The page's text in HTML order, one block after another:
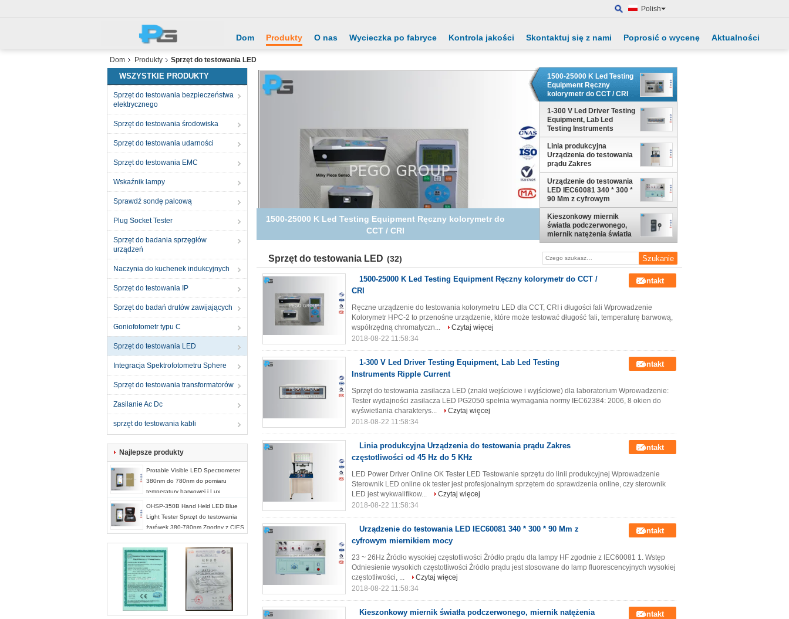
Polish
Dom Produkty O nas Wycieczka po fabryce Kontrola jakości Skontaktuj się z nami Poprosić o wycenę Aktualności
Dom Produkty Sprzęt do testowania LED
WSZYSTKIE PRODUKTY
Sprzęt do testowania bezpieczeństwa
elektrycznego
Sprzęt do testowania środowiska
Sprzęt do testowania udarności
Sprzęt do testowania EMC
Wskaźnik lampy
Sprawdź sondę palcową
Plug Socket Tester
Sprzęt do badania sprzęgłów
urządzeń
Naczynia do kuchenek indukcyjnych
Sprzęt do testowania IP
Sprzęt do badań drutów zawijających
Goniofotometr typu C
Sprzęt do testowania LED
Integracja Spektrofotometru Sphere
Sprzęt do testowania transformatorów
Zasilanie Ac Dc
sprzęt do testowania kabli
Najlepsze produkty
Protable Visible LED Spectrometer
380nm do 780nm do pomiaru
temperatury barwowej i Lux
OHSP-350B Hand Held LED Blue
Light Tester Sprzęt do testowania
żarówek 380-780nm Zgodny z CIES
1-300 V Led Driver Testing Equipment, Lab Led Testing
Instruments Ripple Current
1500-25000 K Led Testing
Equipment Ręczny
kolorymetr do CCT / CRI
1-300 V Led Driver Testing
Equipment, Lab Led
Testing Instruments
Ripple Current
Linia produkcyjna
Urządzenia do testowania
prądu Zakres
częstotliwości od 45 Hz do
5 KHz
Urządzenie do testowania
LED IEC60081 340 * 300 *
90 Mm z cyfrowym
miernikiem mocy
Kieszonkowy miernik
światła podczerwonego,
miernik natężenia światła
o niskim natężeniu
Sprzęt do testowania LED (32)
1500-25000 K Led Testing Equipment Ręczny kolorymetr do CCT /
CRI
Kontakt
Ręczne urządzenie do testowania kolorymetru LED dla CCT, CRI i długości fali Wprowadzenie
Kolorymetr HPC-2 to przenośne urządzenie, które może testować długość fali, temperaturę barwową,
współrzędną chromatyczn...
Czytaj więcej
2018-08-22 11:58:34
1-300 V Led Driver Testing Equipment, Lab Led Testing
Instruments Ripple Current
Kontakt
Sprzęt do testowania zasilacza LED (znaki wejściowe i wyjściowe) dla laboratorium Wprowadzenie:
Tester wydajności zasilacza LED PG2050 spełnia wymagania normy IEC62384: 2006, 8 okien do
wyświetlania charakterys...
Czytaj więcej
2018-08-22 11:58:34
Linia produkcyjna Urządzenia do testowania prądu Zakres
częstotliwości od 45 Hz do 5 KHz
Kontakt
LED Power Driver Online OK Tester LED Testowanie sprzętu do linii produkcyjnej Wprowadzenie
Sterownik LED online ok tester jest profesjonalnym sprzętem do sprawdzenia online, czy sterownik
LED jest wykwalifikow...
Czytaj więcej
2018-08-22 11:58:34
Urządzenie do testowania LED IEC60081 340 * 300 * 90 Mm z
cyfrowym miernikiem mocy
Kontakt
23 ~ 26Hz Źródło wysokiej częstotliwości Źródło prądu dla lampy HF zgodnie z IEC60081 1. Wstęp
Odniesienie wysokich częstotliwości Źródło prądu jest stosowane do lamp fluorescencyjnych wysokiej
częstotliwości, ...
Czytaj więcej
2018-08-22 11:58:34
Kieszonkowy miernik światła podczerwonego, miernik natężenia
Kontakt